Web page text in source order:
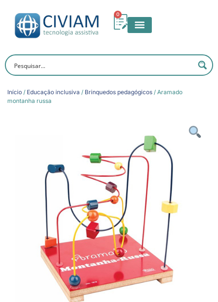
0
Início / Educação inclusiva / Brinquedos pedagógicos / Aramado
montanha russa